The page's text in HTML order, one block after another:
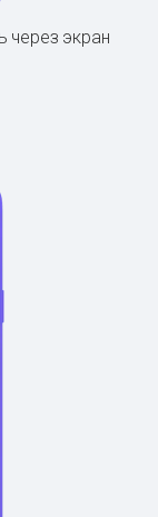
через экран